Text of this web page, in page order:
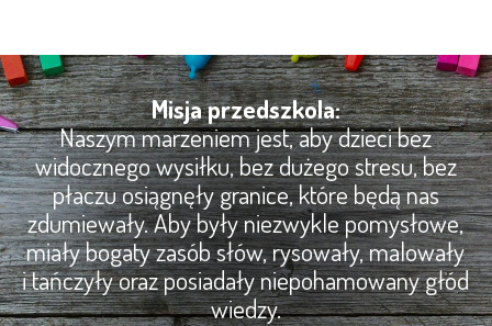
Misja przedszkola:
Naszym marzeniem jest, aby dzieci bez
widocznego wysiłku, bez dużego stresu, bez
płaczu osiągnęły granice, które będą nas
zdumiewały. Aby były niezwykle pomysłowe,
miały bogaty zasób słów, rysowały, malowały
i tańczyły oraz posiadały niepohamowany głód
wiedzy.